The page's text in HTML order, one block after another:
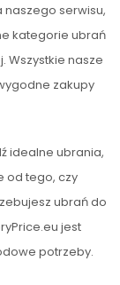
serwisu,
kategorie ubrań
Wszystkie nasze
zakupy
idealne ubrania,
od tego, czy
ubrań do
jest
potrzeby.